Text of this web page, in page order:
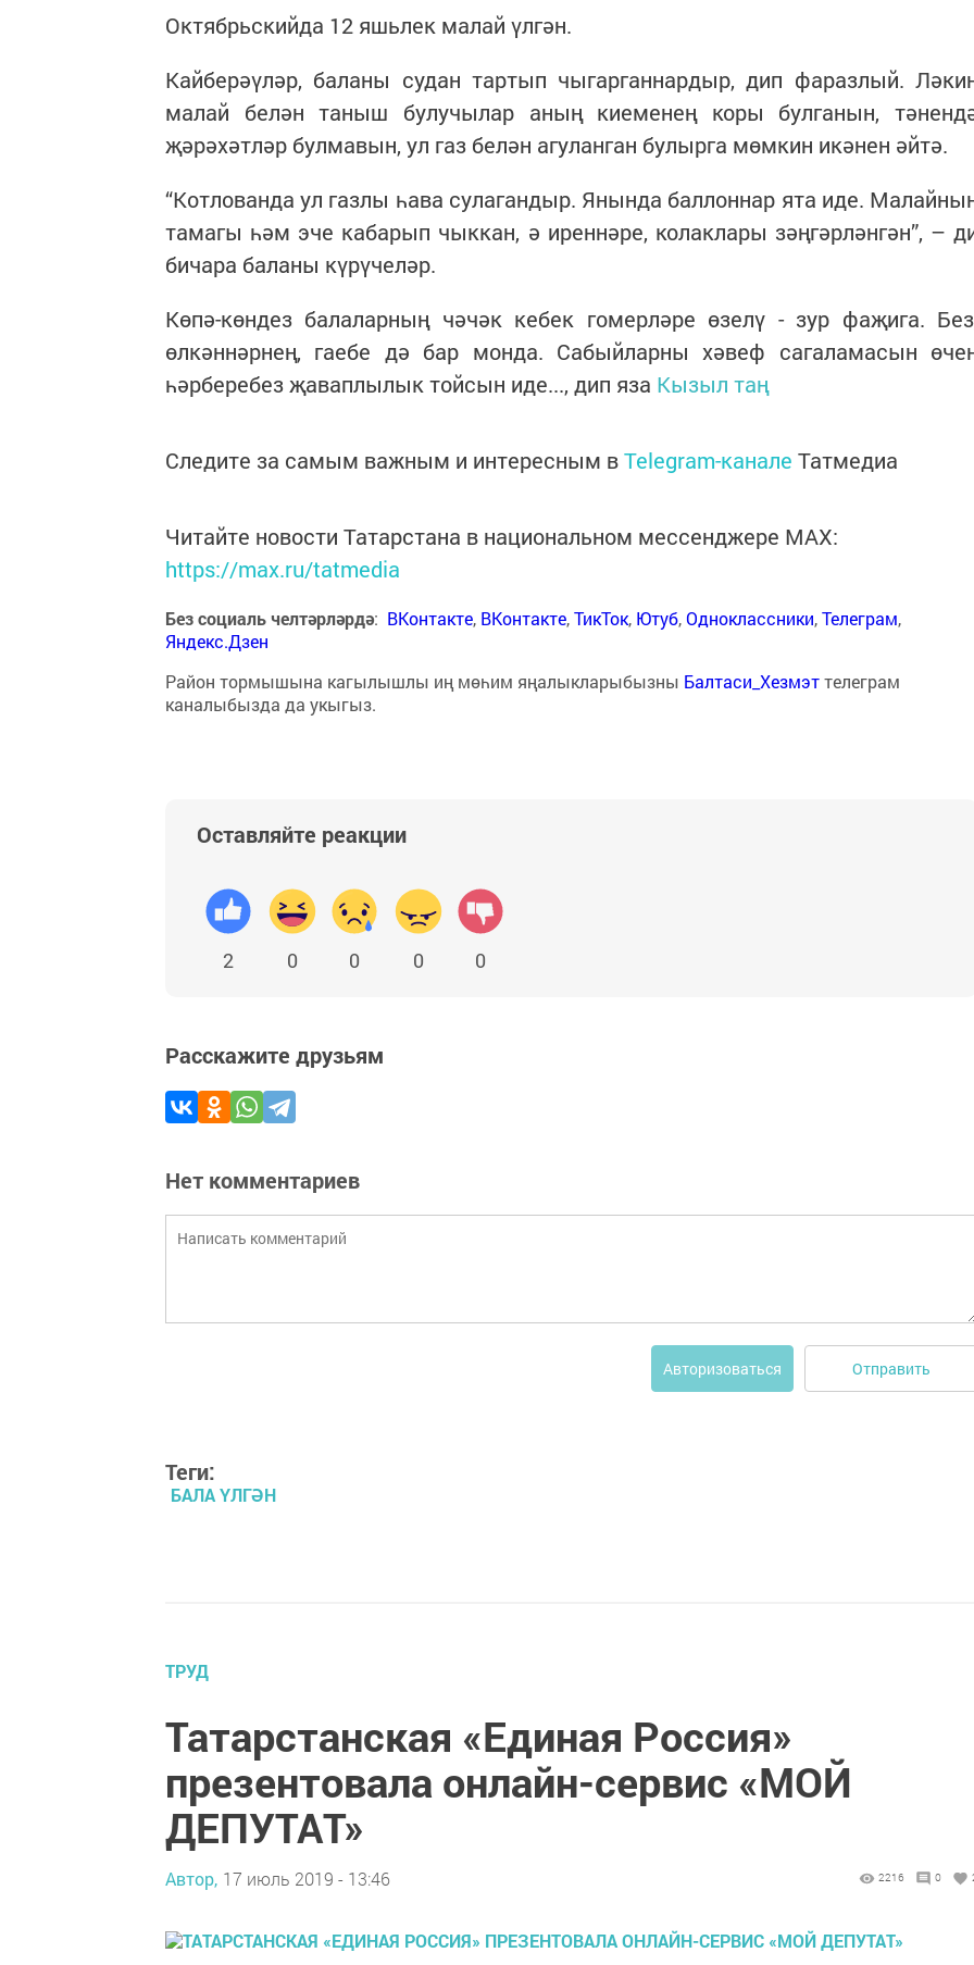
Октябрьскийда 12 яшьлек малай үлгән.
Кайберәүләр, баланы судан тартып чыгарганнардыр, дип фаразлый.
малай белән таныш булучылар аның киеменең коры булганын,
җәрәхәтләр булмавын, ул газ белән агуланган булырга мөмкин икәнен әйтә.
“Котлованда ул газлы һава сулагандыр. Янында баллоннар ята иде.
тамагы һәм эче кабарып чыккан, ә иреннәре, колаклары зәңгәрләнгән”, –
бичара баланы күрүчеләр.
Көпә-көндез балаларның чәчәк кебек гомерләре өзелү - зур фаҗига.
өлкәннәрнең, гаебе дә бар монда. Сабыйларны хәвеф сагаламасын
һәрберебез җаваплылык тойсын иде..., дип яза Кызыл таң
Следите за самым важным и интересным вTelegram-канале Татмедиа
Читайте новости Татарстана в национальном мессенджере MАХ:
https://max.ru/tatmedia
Без социаль челтәрләрдә: ВКонтакте, ВКонтакте,ТикТок, Ютуб,Одноклассники,Телеграм,
Яндекс.Дзен
Район тормышына кагылышлы иң мөһим яңалыкларыбызны Балтаси_Хезмэттелеграм
каналыбызда да укыгыз.
Оставляйте реакции
2 0 0 0 0
Расскажите друзьям
Нет комментариев
Авторизоваться Отправить
Теги:
БАЛА ҮЛГӘН
ТРУД
Татарстанская «Единая Россия»
презентовала онлайн-сервис «МОЙ
ДЕПУТАТ»
Автор, 17 июль 2019 - 13:46 2216 0